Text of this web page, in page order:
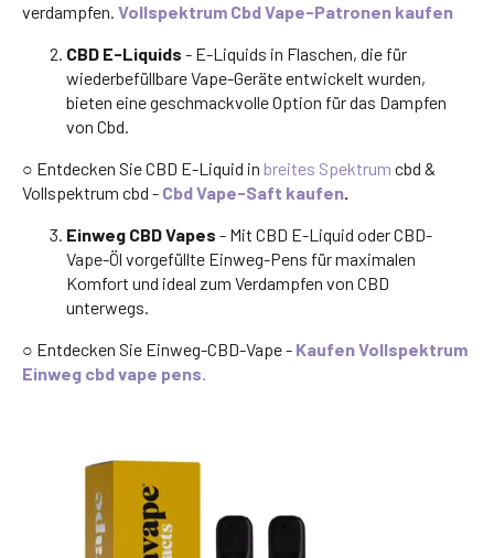
verdampfen. Vollspektrum Cbd Vape-Patronen kaufen
CBD E-Liquids - E-Liquids in Flaschen, die für
wiederbefüllbare Vape-Geräte entwickelt wurden,
bieten eine geschmackvolle Option für das Dampfen
von Cbd.
○ Entdecken Sie CBD E-Liquid in breites Spektrum cbd &
Vollspektrum cbd - Cbd Vape-Saft kaufen.
Einweg CBD Vapes - Mit CBD E-Liquid oder CBD-
Vape-Öl vorgefüllte Einweg-Pens für maximalen
Komfort und ideal zum Verdampfen von CBD
unterwegs.
○ Entdecken Sie Einweg-CBD-Vape - Kaufen Vollspektrum
Einweg cbd vape pens.